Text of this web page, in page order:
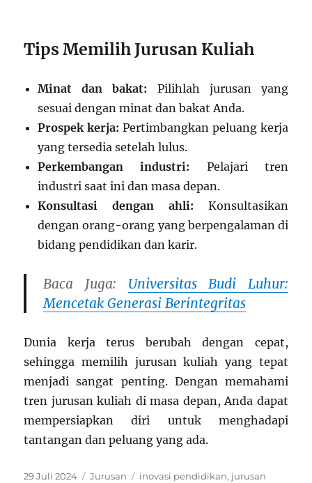
Tips Memilih Jurusan Kuliah
Minat dan bakat: Pilihlah jurusan yang
sesuai dengan minat dan bakat Anda.
Prospek kerja: Pertimbangkan peluang kerja
yang tersedia setelah lulus.
Perkembangan industri: Pelajari tren
industri saat ini dan masa depan.
Konsultasi dengan ahli: Konsultasikan
dengan orang-orang yang berpengalaman di
bidang pendidikan dan karir.
Baca Juga: Universitas Budi Luhur:
Mencetak Generasi Berintegritas
Dunia kerja terus berubah dengan cepat,
sehingga memilih jurusan kuliah yang tepat
menjadi sangat penting. Dengan memahami
tren jurusan kuliah di masa depan, Anda dapat
mempersiapkan diri untuk menghadapi
tantangan dan peluang yang ada.
Posted
29 Juli 2024 Categories
Jurusan Tags
inovasi pendidikan, jurusan